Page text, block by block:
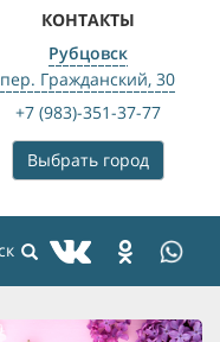
КОНТАКТЫ
Рубцовск
пер. Гражданский, 30
+7 (983)-351-37-77
Выбрать город